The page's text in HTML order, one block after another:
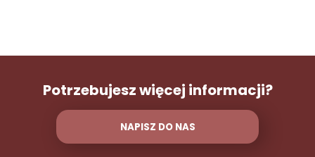
Potrzebujesz więcej informacji?
NAPISZ DO NAS